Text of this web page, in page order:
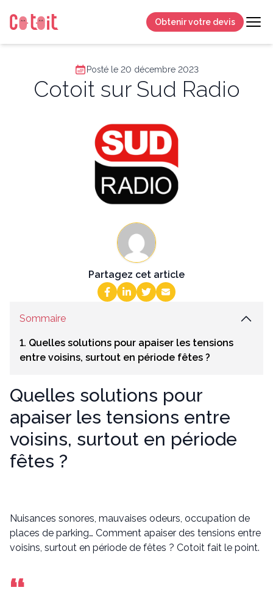
Obtenir votre devis
Posté le 20 décembre 2023
Cotoit sur Sud Radio
Partagez cet article
Sommaire
1. Quelles solutions pour apaiser les tensions
entre voisins, surtout en période fêtes ?
Quelles solutions pour
apaiser les tensions entre
voisins, surtout en période
fêtes ?
Nuisances sonores, mauvaises odeurs, occupation de
places de parking… Comment apaiser des tensions entre
voisins, surtout en période de fêtes ? Cotoit fait le point.